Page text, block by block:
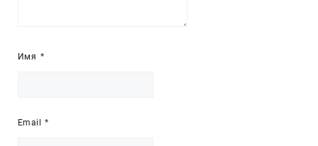
Имя *
Email*